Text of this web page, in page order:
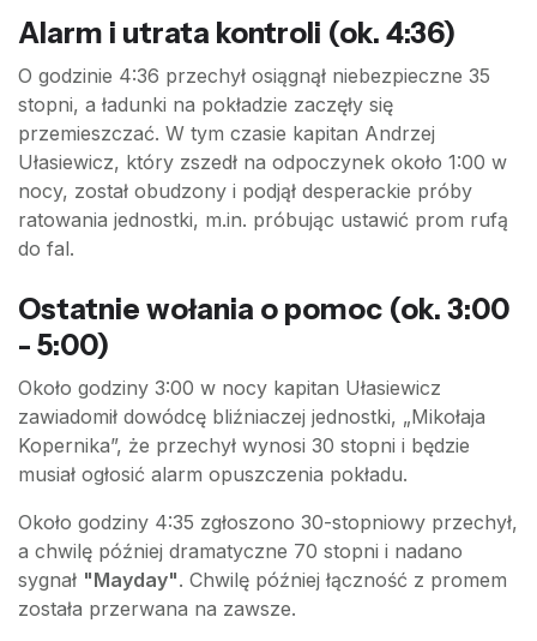
Alarm i utrata kontroli (ok. 4:36)
O godzinie 4:36 przechył osiągnął niebezpieczne 35
stopni, a ładunki na pokładzie zaczęły się
przemieszczać. W tym czasie kapitan Andrzej
Ułasiewicz, który zszedł na odpoczynek około 1:00 w
nocy, został obudzony i podjął desperackie próby
ratowania jednostki, m.in. próbując ustawić prom rufą
do fal.
Ostatnie wołania o pomoc (ok. 3:00
- 5:00)
Około godziny 3:00 w nocy kapitan Ułasiewicz
zawiadomił dowódcę bliźniaczej jednostki, „Mikołaja
Kopernika”, że przechył wynosi 30 stopni i będzie
musiał ogłosić alarm opuszczenia pokładu.
Około godziny 4:35 zgłoszono 30-stopniowy przechył,
a chwilę później dramatyczne 70 stopni i nadano
sygnał "Mayday". Chwilę później łączność z promem
została przerwana na zawsze.